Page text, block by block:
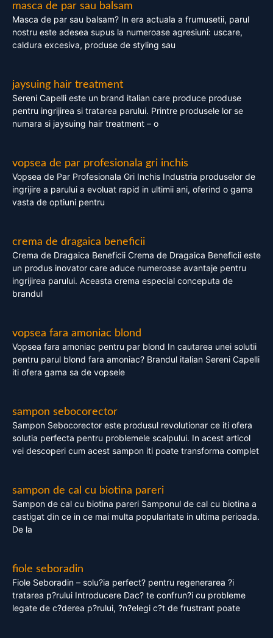
masca de par sau balsam
Masca de par sau balsam? In era actuala a frumusetii, parul
nostru este adesea supus la numeroase agresiuni: uscare,
caldura excesiva, produse de styling sau
jaysuing hair treatment
Sereni Capelli este un brand italian care produce produse
pentru ingrijirea si tratarea parului. Printre produsele lor se
numara si jaysuing hair treatment – o
vopsea de par profesionala gri inchis
Vopsea de Par Profesionala Gri Inchis Industria produselor de
ingrijire a parului a evoluat rapid in ultimii ani, oferind o gama
vasta de optiuni pentru
crema de dragaica beneficii
Crema de Dragaica Beneficii Crema de Dragaica Beneficii este
un produs inovator care aduce numeroase avantaje pentru
ingrijirea parului. Aceasta crema especial conceputa de
brandul
vopsea fara amoniac blond
Vopsea fara amoniac pentru par blond In cautarea unei solutii
pentru parul blond fara amoniac? Brandul italian Sereni Capelli
iti ofera gama sa de vopsele
sampon sebocorector
Sampon Sebocorector este produsul revolutionar ce iti ofera
solutia perfecta pentru problemele scalpului. In acest articol
vei descoperi cum acest sampon iti poate transforma complet
sampon de cal cu biotina pareri
Sampon de cal cu biotina pareri Samponul de cal cu biotina a
castigat din ce in ce mai multa popularitate in ultima perioada.
De la
fiole seboradin
Fiole Seboradin – solu?ia perfect? pentru regenerarea ?i
tratarea p?rului Introducere Dac? te confrun?i cu probleme
legate de c?derea p?rului, ?n?elegi c?t de frustrant poate